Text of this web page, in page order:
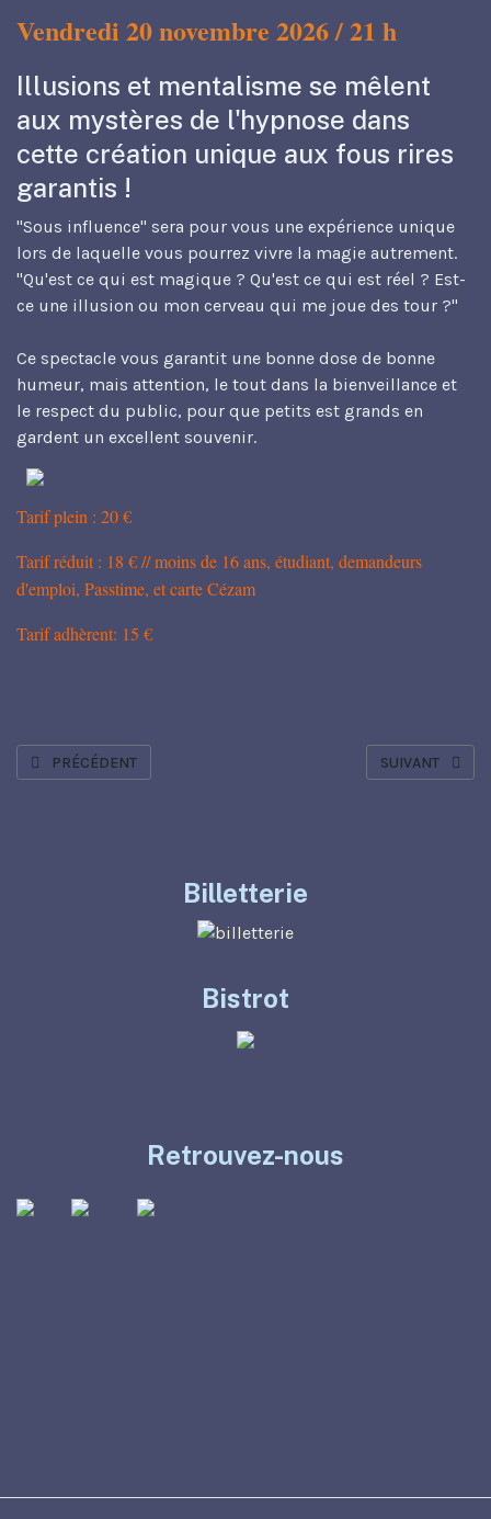
Vendredi 20 novembre 2026 /21 h
Illusions et mentalisme se mêlent
aux mystères de l'hypnose dans
cette création unique aux fous rires
garantis !
"Sous influence" sera pour vous une expérience unique
lors de laquelle vous pourrez vivre la magie autrement.
"Qu'est ce qui est magique ? Qu'est ce qui est réel ? Est-
ce une illusion ou mon cerveau qui me joue des tour ?"
Ce spectacle vous garantit une bonne dose de bonne
humeur, mais attention, le tout dans la bienveillance et
le respect du public, pour que petits est grands en
gardent un excellent souvenir.
Tarif plein : 20 €
Tarif réduit : 18 € // moins de 16 ans, étudiant, demandeurs
d'emploi, Passtime, et carte Cézam
Tarif adhèrent: 15 €
ARTICLE PRÉCÉDENT : T'INQUIÈTE BÉBÉ JE GÈRE !
PRÉCÉDENT ARTICLE
SUIVANT
Billetterie
Bistrot
Retrouvez-nous